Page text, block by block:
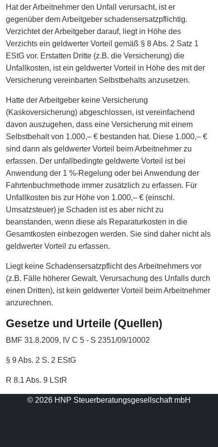
Hat der Arbeitnehmer den Unfall verursacht, ist er
gegenüber dem Arbeitgeber schadensersatzpflichtig.
Verzichtet der Arbeitgeber darauf, liegt in Höhe des
Verzichts ein geldwerter Vorteil gemäß § 8 Abs. 2 Satz 1
EStG vor. Erstatten Dritte (z.B. die Versicherung) die
Unfallkosten, ist ein geldwerter Vorteil in Höhe des mit der
Versicherung vereinbarten Selbstbehalts anzusetzen.
Hatte der Arbeitgeber keine Versicherung
(Kaskoversicherung) abgeschlossen, ist vereinfachend
davon auszugehen, dass eine Versicherung mit einem
Selbstbehalt von 1.000,– € bestanden hat. Diese 1.000,– €
sind dann als geldwerter Vorteil beim Arbeitnehmer zu
erfassen. Der unfallbedingte geldwerte Vorteil ist bei
Anwendung der 1 %-Regelung oder bei Anwendung der
Fahrtenbuchmethode immer zusätzlich zu erfassen. Für
Unfallkosten bis zur Höhe von 1.000,– € (einschl.
Umsatzsteuer) je Schaden ist es aber nicht zu
beanstanden, wenn diese als Reparaturkosten in die
Gesamtkosten einbezogen werden. Sie sind daher nicht als
geldwerter Vorteil zu erfassen.
Liegt keine Schadensersatzpflicht des Arbeitnehmers vor
(z.B. Fälle höherer Gewalt, Verursachung des Unfalls durch
einen Dritten), ist kein geldwerter Vorteil beim Arbeitnehmer
anzurechnen.
Gesetze und Urteile (Quellen)
BMF 31.8.2009, IV C 5 - S 2351/09/10002
§ 9 Abs. 2 S. 2 EStG
R 8.1 Abs. 9 LStR
© 2026 HNP Steuerberatungsgesellschaft mbH